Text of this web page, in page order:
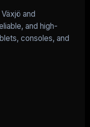
and
and high-
consoles, and